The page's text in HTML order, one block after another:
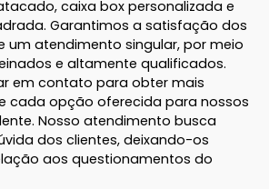
caixa box personalizada e
Garantimos a satisfação dos
um atendimento singular, por meio
e altamente qualificados.
em contato para obter mais
cada opção oferecida para nossos
Nosso atendimento busca
dos clientes, deixando-os
aos questionamentos do